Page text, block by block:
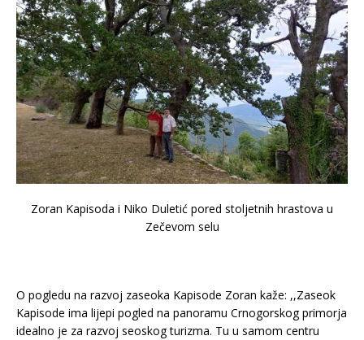
Zoran Kapisoda i Niko Duletić pored stoljetnih hrastova u
Zečevom selu
O pogledu na razvoj zaseoka Kapisode Zoran kaže: ,,Zaseok
Kapisode ima lijepi pogled na panoramu Crnogorskog primorja
idealno je za razvoj seoskog turizma. Tu u samom centru